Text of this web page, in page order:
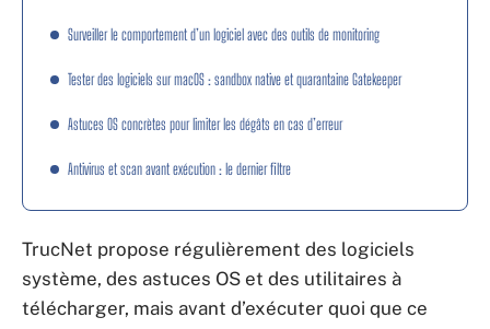
Surveiller le comportement d’un logiciel avec des outils de monitoring
Tester des logiciels sur macOS : sandbox native et quarantaine Gatekeeper
Astuces OS concrètes pour limiter les dégâts en cas d’erreur
Antivirus et scan avant exécution : le dernier filtre
TrucNet propose régulièrement des logiciels
système, des astuces OS et des utilitaires à
télécharger, mais avant d’exécuter quoi que ce